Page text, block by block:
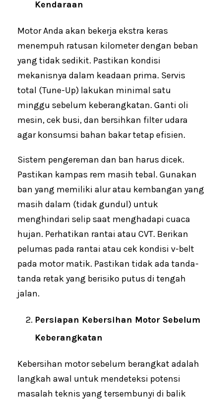
Kendaraan
Motor Anda akan bekerja ekstra keras
menempuh ratusan kilometer dengan beban
yang tidak sedikit. Pastikan kondisi
mekanisnya dalam keadaan prima. Servis
total (Tune-Up) lakukan minimal satu
minggu sebelum keberangkatan. Ganti oli
mesin, cek busi, dan bersihkan filter udara
agar konsumsi bahan bakar tetap efisien.
Sistem pengereman dan ban harus dicek.
Pastikan kampas rem masih tebal. Gunakan
ban yang memiliki alur atau kembangan yang
masih dalam (tidak gundul) untuk
menghindari selip saat menghadapi cuaca
hujan. Perhatikan rantai atau CVT. Berikan
pelumas pada rantai atau cek kondisi v-belt
pada motor matik. Pastikan tidak ada tanda-
tanda retak yang berisiko putus di tengah
jalan.
Persiapan Kebersihan Motor Sebelum
Keberangkatan
Kebersihan motor sebelum berangkat adalah
langkah awal untuk mendeteksi potensi
masalah teknis yang tersembunyi di balik